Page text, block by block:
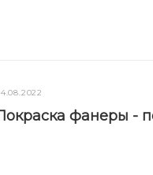
фанеры -